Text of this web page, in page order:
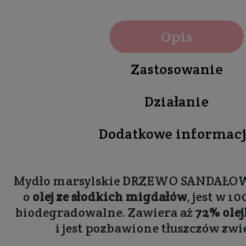
Opis
Zastosowanie
Działanie
Dodatkowe
Mydło marsylskie DRZEWO
o olej ze słodkich migdałów, jest w
biodegradowalne. Zawiera aż72%
i jest pozbawione tłuszczów